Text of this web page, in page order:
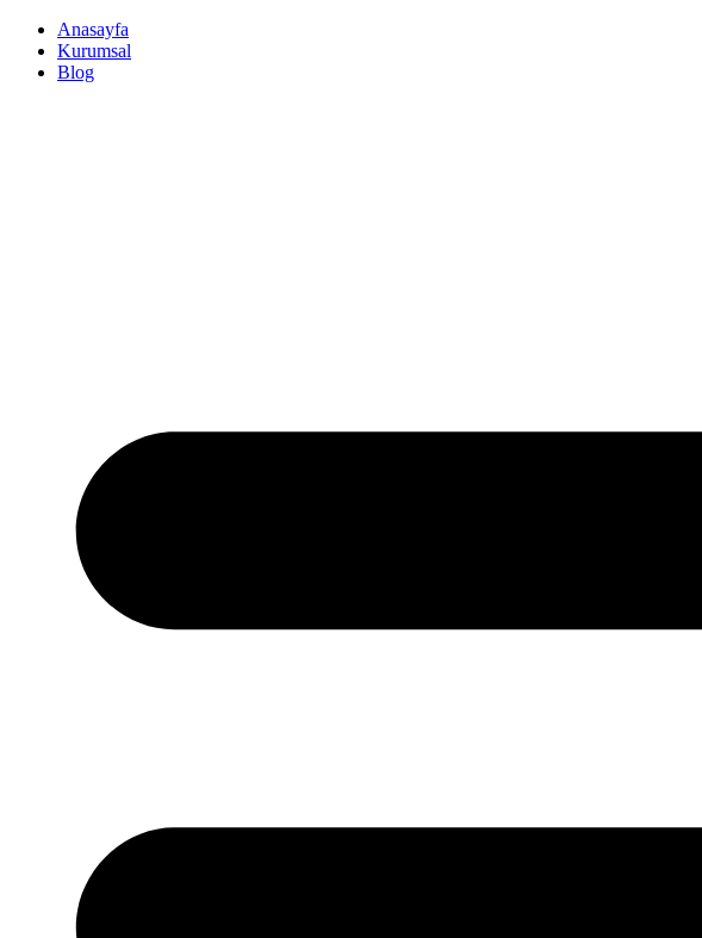
İçeriğeAnasayfa
Kurumsal
Blog